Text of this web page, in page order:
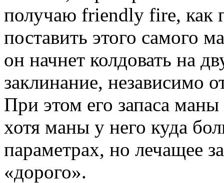
получаю friendly fire, как
поставить этого самого
он начнет колдовать на
заклинание, независимо
При этом его запаса маны
хотя маны у него куда
параметрах, но лечащее
«дорого».